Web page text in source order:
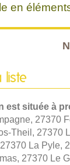
en
liste
est située à
27370
Theil, 27370
La Pyle,
27370 Le